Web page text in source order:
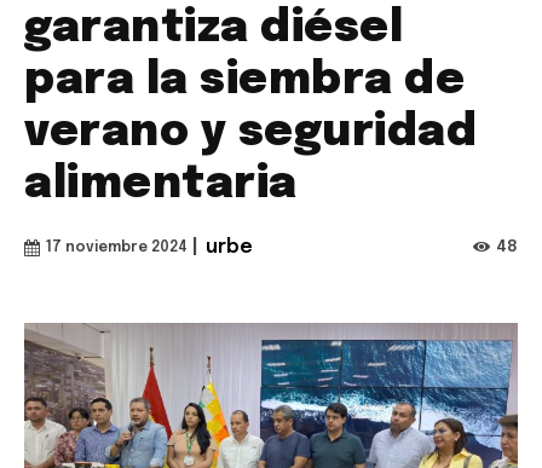
garantiza diésel
para la siembra de
verano y seguridad
alimentaria
17 noviembre 2024 urbe 48